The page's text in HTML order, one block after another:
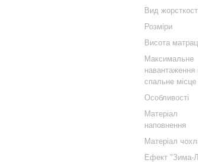
Вид
Розміри
Висота
Максимальне
навантаження
спальне місце
Особливості
Матеріал
наповнення
Матеріал
Ефект "Зима-